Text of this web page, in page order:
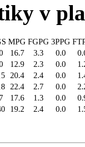
v
MPG FGPG 3PPG
16.7 3.3 0.0
12.9 2.3 0.0
20.4 2.4 0.0
22.4 2.7 0.0
7 17.6 1.3 0.0
19.2 2.4 0.0